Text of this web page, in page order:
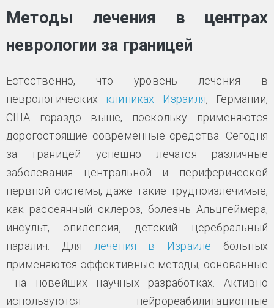
Методы лечения в центрах
неврологии за границей
Естественно, что уровень лечения в
неврологических клиниках Израиля, Германии,
США гораздо выше, поскольку применяются
дорогостоящие современные средства. Сегодня
за границей успешно лечатся различные
заболевания центральной и периферической
нервной системы, даже такие трудноизлечимые,
как рассеянный склероз, болезнь Альцгеймера,
инсульт, эпилепсия, детский церебральный
паралич. Для
лечения в Израиле больных
применяются эффективные методы, основанные
на новейших научных разработках. Активно
используются нейрореабилитационные